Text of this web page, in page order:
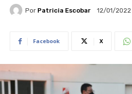
Por Patricia Escobar 12/01/2022
Facebook X